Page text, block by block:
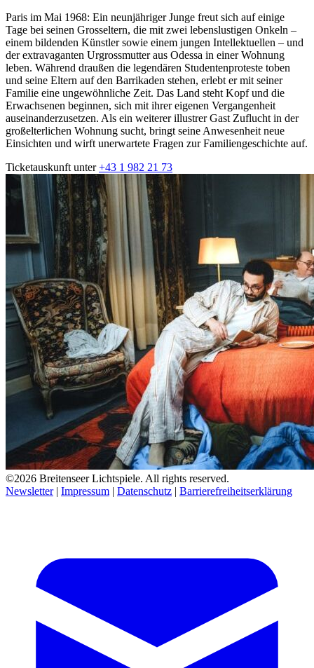
Paris im Mai 1968: Ein neunjähriger Junge freut sich auf einige
Tage bei seinen Grosseltern, die mit zwei lebenslustigen Onkeln –
einem bildenden Künstler sowie einem jungen Intellektuellen – und
der extravaganten Urgrossmutter aus Odessa in einer Wohnung
leben. Während draußen die legendären Studentenproteste toben
und seine Eltern auf den Barrikaden stehen, erlebt er mit seiner
Familie eine ungewöhnliche Zeit. Das Land steht Kopf und die
Erwachsenen beginnen, sich mit ihrer eigenen Vergangenheit
auseinanderzusetzen. Als ein weiterer illustrer Gast Zuflucht in der
großelterlichen Wohnung sucht, bringt seine Anwesenheit neue
Einsichten und wirft unerwartete Fragen zur Familiengeschichte auf.
Ticketauskunft unter+43 1 982 21 73
©2026 Breitenseer Lichtspiele. All rights reserved.
Newsletter| Impressum | Datenschutz | Barrierefreiheitserklärung